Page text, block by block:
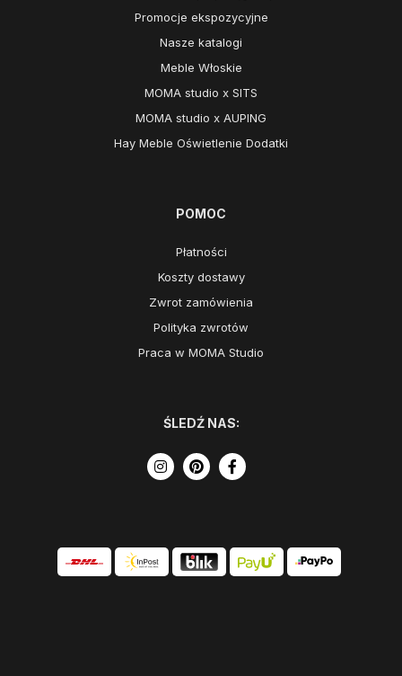
Promocje ekspozycyjne
Nasze katalogi
Meble Włoskie
MOMA studio x SITS
MOMA studio x AUPING
Hay Meble Oświetlenie Dodatki
POMOC
Płatności
Koszty dostawy
Zwrot zamówienia
Polityka zwrotów
Praca w MOMA Studio
ŚLEDŹ NAS: